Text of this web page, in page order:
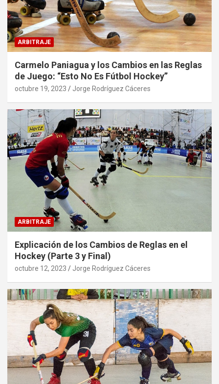
ARBITRAJE
Carmelo Paniagua y los Cambios en las Reglas
de Juego: “Esto No Es Fútbol Hockey”
octubre 19, 2023 Jorge Rodríguez Cáceres
ARBITRAJE
Explicación de los Cambios de Reglas en el
Hockey (Parte 3 y Final)
octubre 12, 2023 Jorge Rodríguez Cáceres